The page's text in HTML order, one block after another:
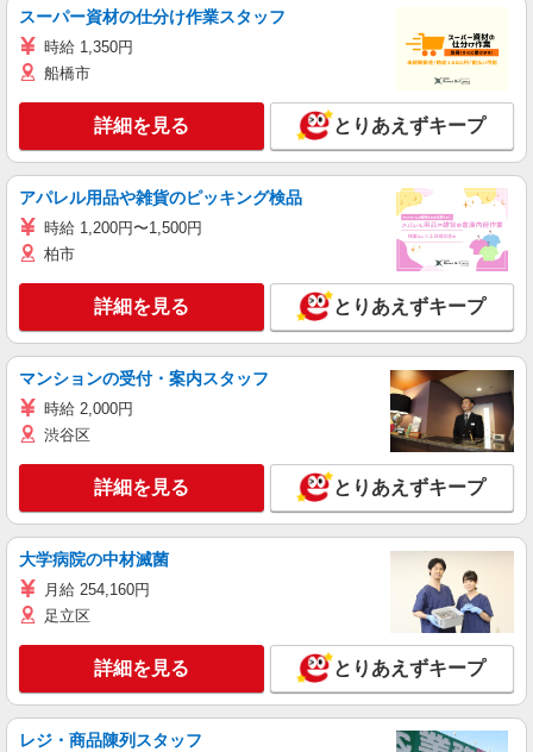
スーパー資材の仕分け作業スタッフ
時給 1,350円
船橋市
詳細を見る とりあえずキープ
アパレル用品や雑貨のピッキング検品
時給 1,200円〜1,500円
柏市
詳細を見る とりあえずキープ
マンションの受付・案内スタッフ
時給 2,000円
渋谷区
詳細を見る とりあえずキープ
大学病院の中材滅菌
月給 254,160円
足立区
詳細を見る とりあえずキープ
レジ・商品陳列スタッフ